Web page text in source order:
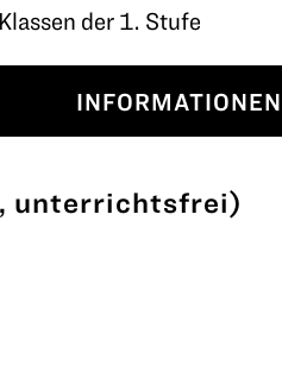
der 1. Stufe
INFORMATIONEN
unterrichtsfrei)